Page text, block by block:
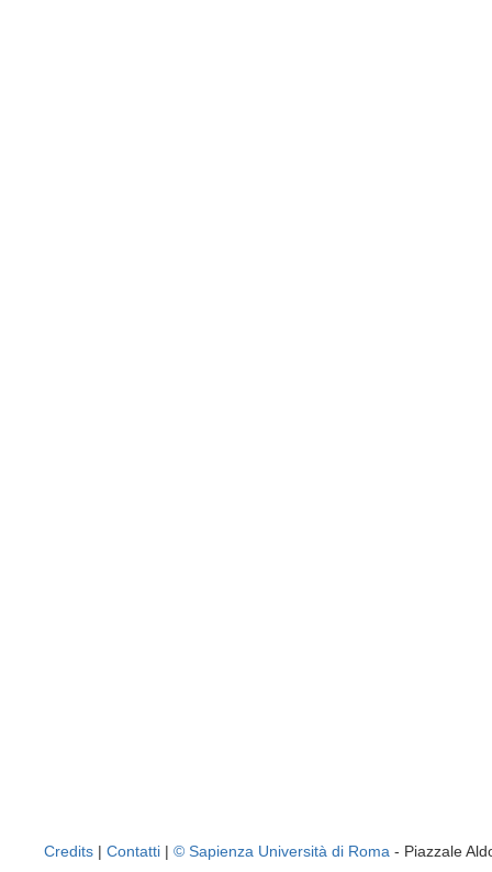
Credits | Contatti | © Sapienza Università di Roma - Piazzale